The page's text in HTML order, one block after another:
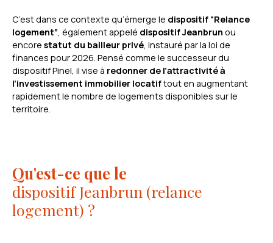
C’est dans ce contexte qu’émerge le dispositif “Relance
logement”, également appelé dispositif Jeanbrun ou
encore statut du bailleur privé, instauré par la loi de
finances pour 2026. Pensé comme le successeur du
dispositif Pinel, il vise à redonner de l’attractivité à
l’investissement immobilier locatiftout en augmentant
rapidement le nombre de logements disponibles sur le
territoire.
Qu'est-ce que le
dispositif Jeanbrun (relance
logement) ?